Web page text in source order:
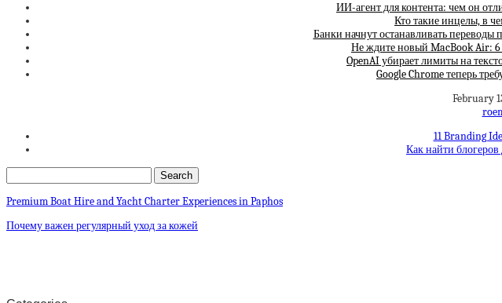
ИИ-агент для контента: чем он
Кто такие инцелы, в
Банки начнут останавливать
Не ждите новый MacBook Air: 6
OpenAI убирает лимиты на
Google Chrome теперь
February
11 Branding
Как найти
Premium Boat Hire and Yacht Charter Experiences in Paphos
Почему важен регулярный уход за кожей